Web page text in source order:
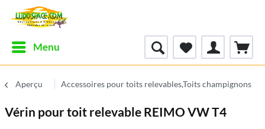
Menu
Aperçu Accessoires pour toits relevables,Toits champignons
Vérin pour toit relevable REIMO VW T4